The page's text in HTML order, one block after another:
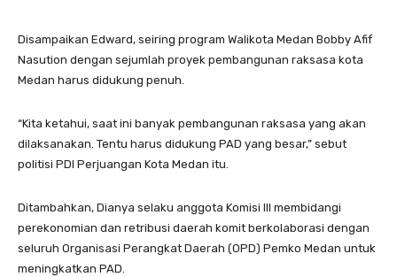
Disampaikan Edward, seiring program Walikota Medan Bobby Afif
Nasution dengan sejumlah proyek pembangunan raksasa kota
Medan harus didukung penuh.
“Kita ketahui, saat ini banyak pembangunan raksasa yang akan
dilaksanakan. Tentu harus didukung PAD yang besar,” sebut
politisi PDI Perjuangan Kota Medan itu.
Ditambahkan, Dianya selaku anggota Komisi III membidangi
perekonomian dan retribusi daerah komit berkolaborasi dengan
seluruh Organisasi Perangkat Daerah (OPD) Pemko Medan untuk
meningkatkan PAD.